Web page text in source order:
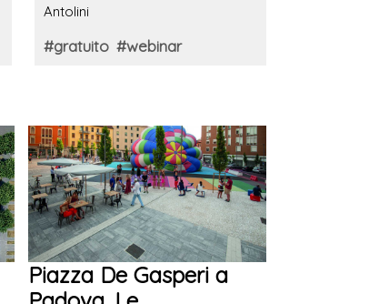
Antolini
#gratuito #webinar
Piazza De Gasperi a